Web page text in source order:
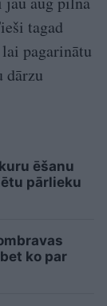
tagad
pagarinātu
dārzu
ēšanu
pārlieku
ko par